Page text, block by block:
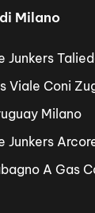
Milano
Junkers
Viale Coni
Milano
Junkers
A Gas